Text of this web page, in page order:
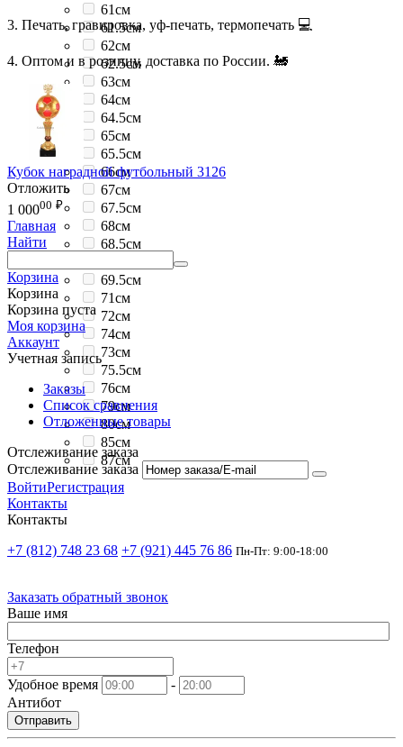
61см
61.5см
62см
62.5см
63см
64см
64.5см
65см
65.5см
66см
67см
67.5см
68см
68.5см
69.5см
71см
72см
74см
73см
75.5см
76см
79см
80см
85см
87см
3. Печать, гравировка, уф-печать, термопечать 💻
4. Оптом и в розницу, доставка по России. 🚂
Кубок наградной футбольный 3126
Отложить
1 00000 ₽
Главная
Найти
Корзина
Корзина
Корзина пуста
Моя корзина
Аккаунт
Учетная запись
Заказы
Список сравнения
Отложенные товары
Отслеживание заказа
Отслеживание заказа
ВойтиРегистрация
Контакты
Контакты
+7 (812) 748 23 68 +7 (921) 445 76 86 Пн-Пт: 9:00-18:00
Заказать обратный звонок
Ваше имя
Телефон
Удобное время
-
Антибот
Отправить